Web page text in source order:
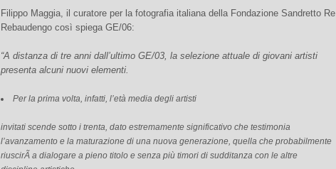
Filippo Maggia, il curatore per la fotografia italiana della Fondazione Sandretto Re
Rebaudengo così spiega GE/06:
“A distanza di tre anni dall’ultimo GE/03, la selezione attuale di giovani artisti
presenta alcuni nuovi elementi.
Per la prima volta, infatti, l’età media degli artisti
invitati scende sotto i trenta, dato estremamente significativo che testimonia
l’avanzamento e la maturazione di una nuova generazione, quella che probabilmente
riuscirÃ a dialogare a pieno titolo e senza più timori di sudditanza con le altre